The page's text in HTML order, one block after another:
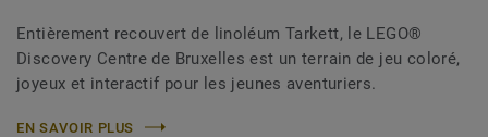
Entièrement recouvert de linoléum Tarkett, le LEGO®
Discovery Centre de Bruxelles est un terrain de jeu coloré,
joyeux et interactif pour les jeunes aventuriers.
EN SAVOIR PLUS